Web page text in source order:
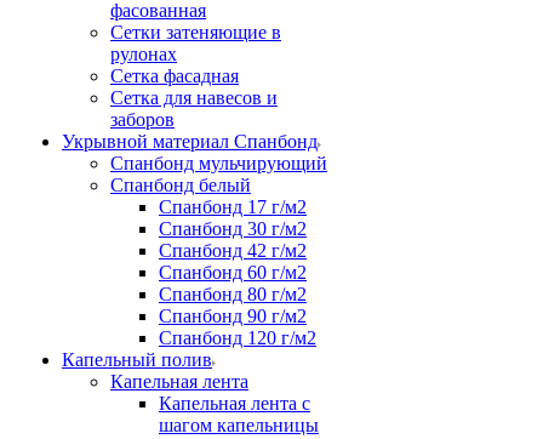
фасованная
Сетки затеняющие в
рулонах
Сетка фасадная
Сетка для навесов и
заборов
Укрывной материал Спанбонд
Спанбонд мульчирующий
Спанбонд белый
Спанбонд 17 г/м2
Спанбонд 30 г/м2
Спанбонд 42 г/м2
Спанбонд 60 г/м2
Спанбонд 80 г/м2
Спанбонд 90 г/м2
Спанбонд 120 г/м2
Капельный полив
Капельная лента
Капельная лента с
шагом капельницы